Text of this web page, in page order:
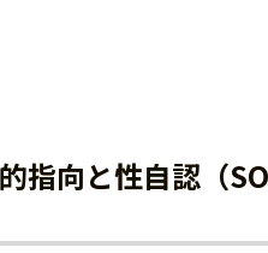
指向と性自認（